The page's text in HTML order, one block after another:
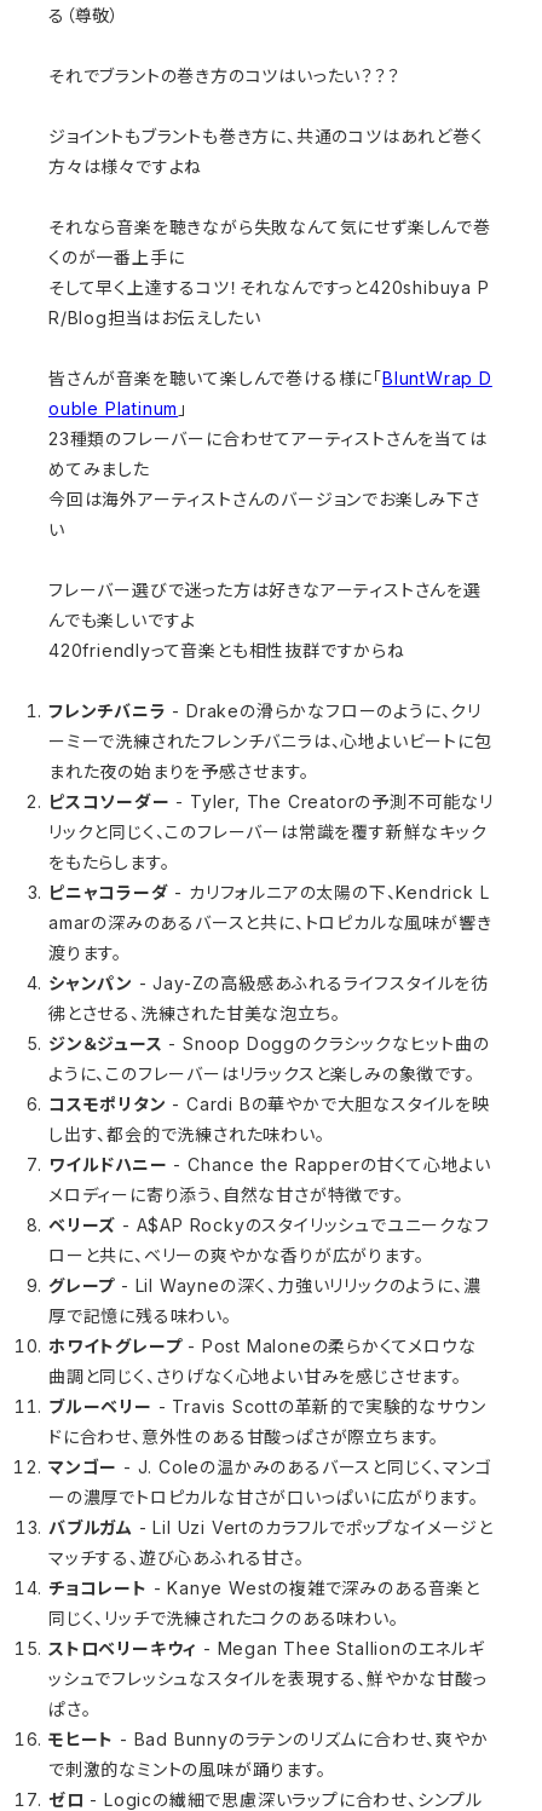
る（尊敬）
それでブラントの巻き方のコツはいったい？？？
ジョイントもブラントも巻き方に、共通のコツはあれど巻く
方々は様々ですよね
それなら音楽を聴きながら失敗なんて気にせず楽しんで巻
くのが一番上手に
そして早く上達するコツ！それなんですっと420shibuya P
R/Blog担当はお伝えしたい
皆さんが音楽を聴いて楽しんで巻ける様に「BluntWrap D
ouble Platinum 」
23種類のフレーバーに合わせてアーティストさんを当ては
めてみました
今回は海外アーティストさんのバージョンでお楽しみ下さ
い
フレーバー選びで迷った方は好きなアーティストさんを選
んでも楽しいですよ
420friendlyって音楽とも相性抜群ですからね
フレンチバニラ - Drakeの滑らかなフローのように、クリ
ーミーで洗練されたフレンチバニラは、心地よいビートに包
まれた夜の始まりを予感させます。
ピスコソーダー - Tyler, The Creatorの予測不可能なリ
リックと同じく、このフレーバーは常識を覆す新鮮なキック
をもたらします。
ピニャコラーダ - カリフォルニアの太陽の下、Kendrick L
amarの深みのあるバースと共に、トロピカルな風味が響き
渡ります。
シャンパン - Jay-Zの高級感あふれるライフスタイルを彷
彿とさせる、洗練された甘美な泡立ち。
ジン＆ジュース - Snoop Doggのクラシックなヒット曲の
ように、このフレーバーはリラックスと楽しみの象徴です。
コスモポリタン - Cardi Bの華やかで大胆なスタイルを映
し出す、都会的で洗練された味わい。
ワイルドハニー - Chance the Rapperの甘くて心地よい
メロディーに寄り添う、自然な甘さが特徴です。
ベリーズ - A$AP Rockyのスタイリッシュでユニークなフ
ローと共に、ベリーの爽やかな香りが広がります。
グレープ - Lil Wayneの深く、力強いリリックのように、濃
厚で記憶に残る味わい。
ホワイトグレープ- Post Maloneの柔らかくてメロウな
曲調と同じく、さりげなく心地よい甘みを感じさせます。
ブルーベリー - Travis Scottの革新的で実験的なサウン
ドに合わせ、意外性のある甘酸っぱさが際立ちます。
マンゴー - J. Coleの温かみのあるバースと同じく、マンゴ
ーの濃厚でトロピカルな甘さが口いっぱいに広がります。
バブルガム - Lil Uzi Vertのカラフルでポップなイメージと
マッチする、遊び心あふれる甘さ。
チョコレート - Kanye Westの複雑で深みのある音楽と
同じく、リッチで洗練されたコクのある味わい。
ストロベリーキウィ - Megan Thee Stallionのエネルギ
ッシュでフレッシュなスタイルを表現する、鮮やかな甘酸っ
ぱさ。
モヒート - Bad Bunnyのラテンのリズムに合わせ、爽やか
で刺激的なミントの風味が踊ります。
ゼロ - Logicの繊細で思慮深いラップに合わせ、シンプル